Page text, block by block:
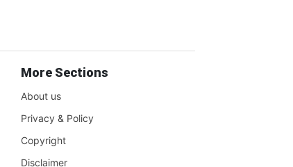
More Sections
About us
Privacy & Policy
Copyright
Disclaimer